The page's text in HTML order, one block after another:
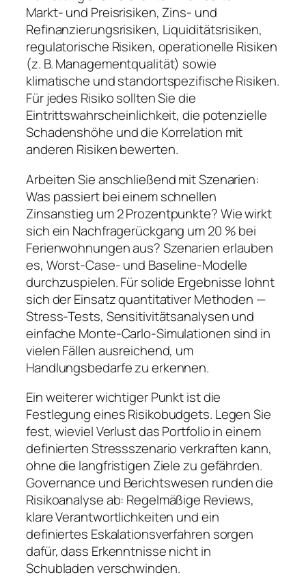
Markt- und Preisrisiken, Zins- und
Refinanzierungsrisiken, Liquiditätsrisiken,
regulatorische Risiken, operationelle Risiken
(z. B. Managementqualität) sowie
klimatische und standortspezifische Risiken.
Für jedes Risiko sollten Sie die
Eintrittswahrscheinlichkeit, die potenzielle
Schadenshöhe und die Korrelation mit
anderen Risiken bewerten.
Arbeiten Sie anschließend mit Szenarien:
Was passiert bei einem schnellen
Zinsanstieg um 2 Prozentpunkte? Wie wirkt
sich ein Nachfragerückgang um 20 % bei
Ferienwohnungen aus? Szenarien erlauben
es, Worst-Case- und Baseline-Modelle
durchzuspielen. Für solide Ergebnisse lohnt
sich der Einsatz quantitativer Methoden —
Stress-Tests, Sensitivitätsanalysen und
einfache Monte-Carlo-Simulationen sind in
vielen Fällen ausreichend, um
Handlungsbedarfe zu erkennen.
Ein weiterer wichtiger Punkt ist die
Festlegung eines Risikobudgets. Legen Sie
fest, wieviel Verlust das Portfolio in einem
definierten Stressszenario verkraften kann,
ohne die langfristigen Ziele zu gefährden.
Governance und Berichtswesen runden die
Risikoanalyse ab: Regelmäßige Reviews,
klare Verantwortlichkeiten und ein
definiertes Eskalationsverfahren sorgen
dafür, dass Erkenntnisse nicht in
Schubladen verschwinden.